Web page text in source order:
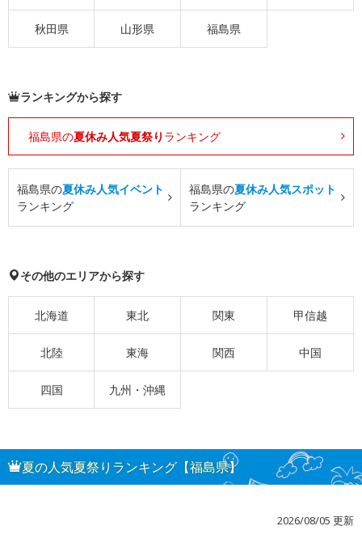
秋田県 山形県 福島県
ランキングから探す
福島県の夏休み人気夏祭り ランキング
福島県の夏休み人気イベント
ランキング
福島県の夏休み人気スポット
ランキング
その他のエリアから探す
北海道 東北 関東 甲信越
北陸 東海 関西 中国
四国 九州・沖縄
夏の人気夏祭りランキング【福島県】
2026/08/05 更新